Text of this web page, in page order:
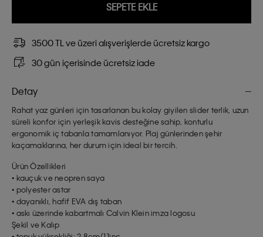
SEPETE EKLE
3500 TL ve üzeri alışverişlerde ücretsiz kargo
30 gün içerisinde ücretsiz iade
Detay
Rahat yaz günleri için tasarlanan bu kolay giyilen slider terlik, uzun
süreli konfor için yerleşik kavis desteğine sahip, konturlu
ergonomik iç tabanla tamamlanıyor. Plaj günlerinden şehir
kaçamaklarına, her durum için ideal bir tercih.
Ürün Özellikleri
• kauçuk ve neopren saya
• polyester astar
• dayanıklı, hafif EVA dış taban
• askı üzerinde kabartmalı Calvin Klein imza logosu
Şekil ve Kalıp